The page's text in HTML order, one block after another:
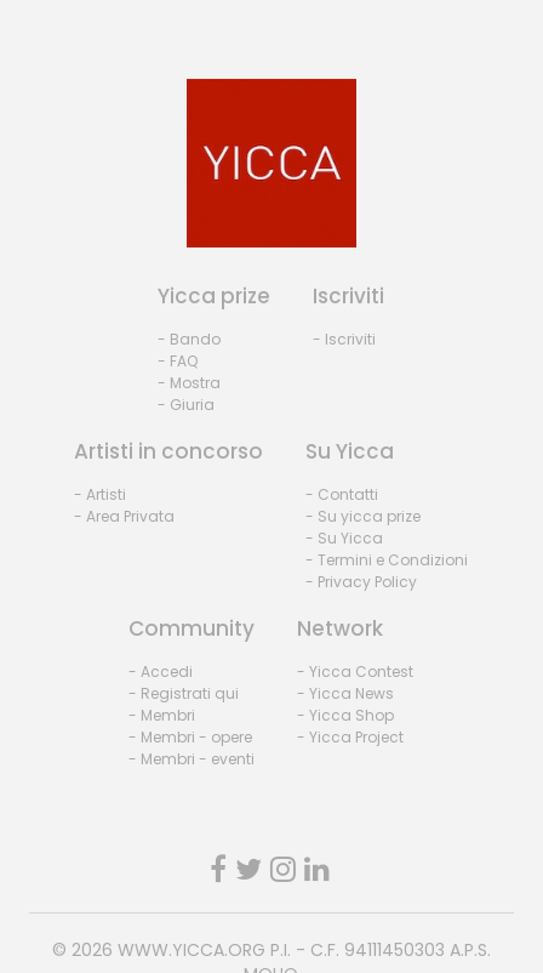
Yicca prize
- Bando
- FAQ
- Mostra
- Giuria
Iscriviti
- Iscriviti
Artisti in concorso
- Artisti
- Area Privata
Su Yicca
- Contatti
- Su yicca prize
- Su Yicca
- Termini e Condizioni
- Privacy Policy
Community
- Accedi
- Registrati qui
- Membri
- Membri - opere
- Membri - eventi
Network
- Yicca Contest
- Yicca News
- Yicca Shop
- Yicca Project
© 2026 WWW.YICCA.ORG P.I. - C.F. 94111450303 A.P.S.